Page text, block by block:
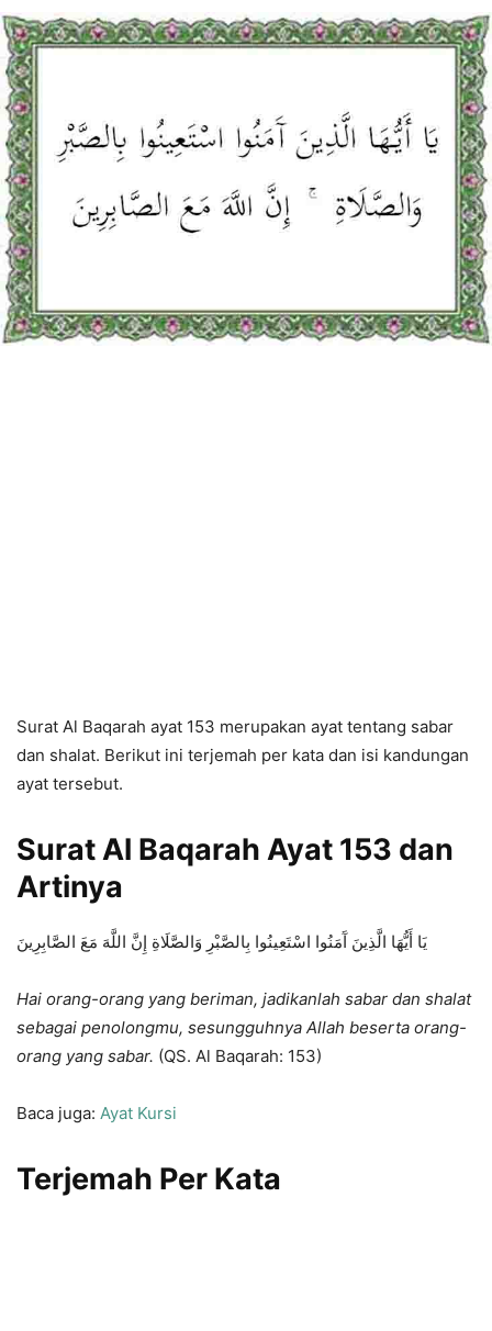
Surat Al Baqarah ayat 153 merupakan ayat tentang sabar
dan shalat. Berikut ini terjemah per kata dan isi kandungan
ayat tersebut.
Surat Al Baqarah Ayat 153 dan
Artinya
يَا أَيُّهَا الَّذِينَ آَمَنُوا اسْتَعِينُوا بِالصَّبْرِ وَالصَّلَاةِ إِنَّ اللَّهَ مَعَ الصَّابِرِينَ
Hai orang-orang yang beriman, jadikanlah sabar dan shalat
sebagai penolongmu, sesungguhnya Allah beserta orang-
orang yang sabar. (QS. Al Baqarah: 153)
Baca juga: Ayat Kursi
Terjemah Per Kata